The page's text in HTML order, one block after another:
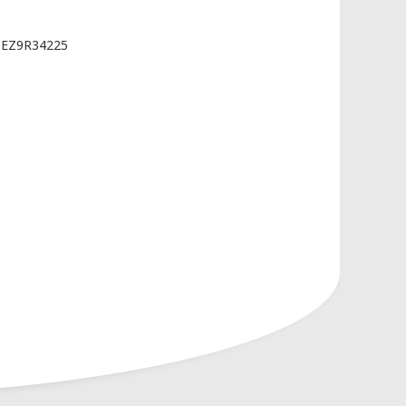
на основании
основывается на следующих